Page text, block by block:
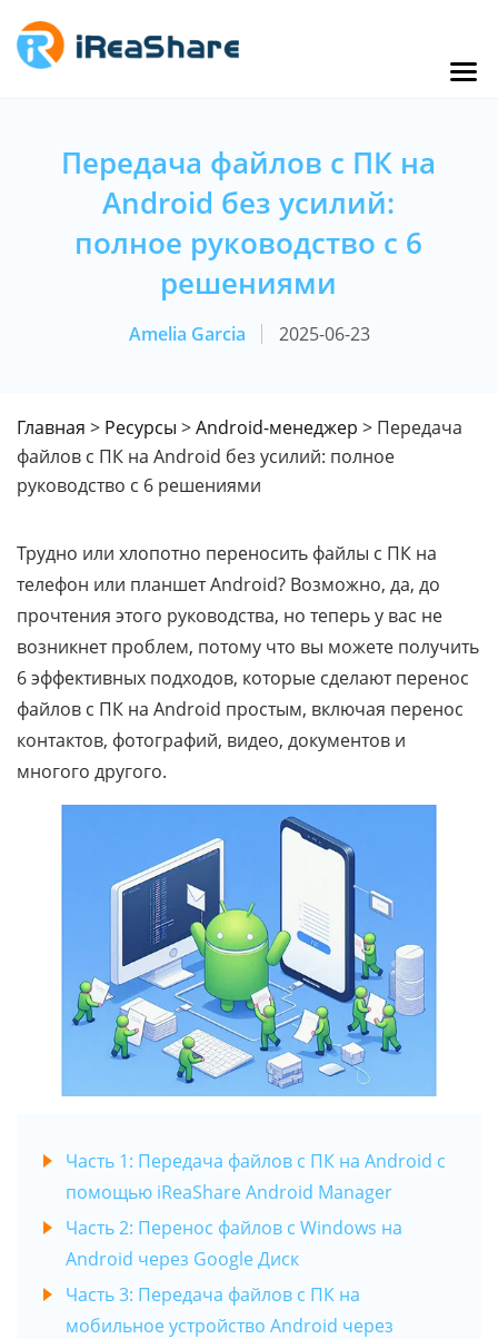
Передача файлов с ПК на
Android без усилий:
полное руководство с 6
решениями
Amelia Garcia 2025-06-23
Главная > Ресурсы >Android-менеджер > Передача
файлов с ПК на Android без усилий: полное
руководство с 6 решениями
Трудно или хлопотно переносить файлы с ПК на
телефон или планшет Android? Возможно, да, до
прочтения этого руководства, но теперь у вас не
возникнет проблем, потому что вы можете получить
6 эффективных подходов, которые сделают перенос
файлов с ПК на Android простым, включая перенос
контактов, фотографий, видео, документов и
многого другого.
Часть 1: Передача файлов с ПК на Android с
помощью iReaShare Android Manager
Часть 2: Перенос файлов с Windows на
Android через Google Диск
Часть 3: Передача файлов с ПК на
мобильное устройство Android через